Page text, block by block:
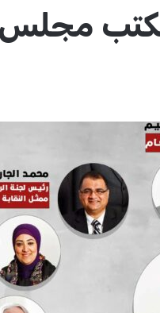
مكتب مجلس